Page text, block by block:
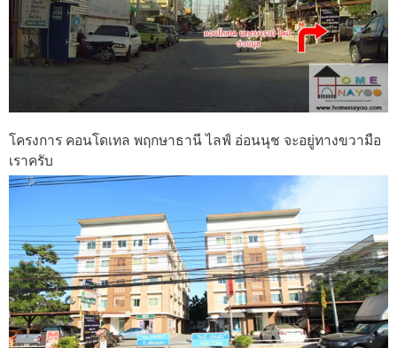
โครงการ คอนโดเทล พฤกษาธานี ไลฟ์ อ่อนนุช จะอยู่ทางขวามือ
เราครับ